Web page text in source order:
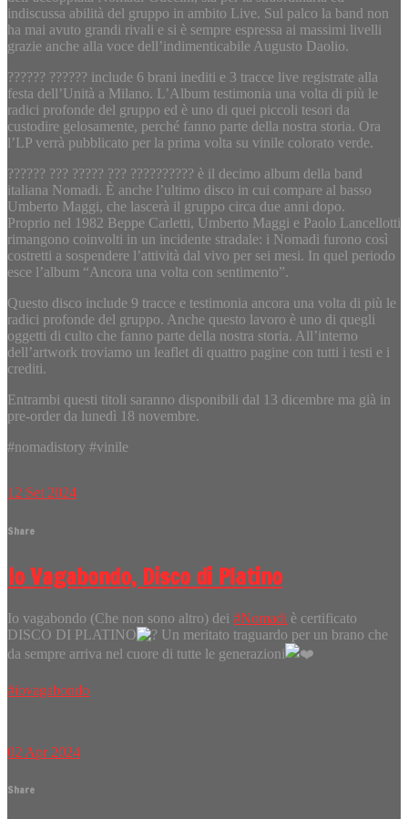
indiscussa abilità del gruppo in ambito Live. Sul palco la band non
ha mai avuto grandi rivali e si è sempre espressa ai massimi livelli
grazie anche alla voce dell’indimenticabile Augusto Daolio.
?????? ?????? include 6 brani inediti e 3 tracce live registrate alla
festa dell’Unità a Milano. L’Album testimonia una volta di più le
radici profonde del gruppo ed è uno di quei piccoli tesori da
custodire gelosamente, perché fanno parte della nostra storia. Ora
l’LP verrà pubblicato per la prima volta su vinile colorato verde.
?????? ??? ????? ??? ?????????? è il decimo album della band
italiana Nomadi. È anche l’ultimo disco in cui compare al basso
Umberto Maggi, che lascerà il gruppo circa due anni dopo.
Proprio nel 1982 Beppe Carletti, Umberto Maggi e Paolo Lancellotti
rimangono coinvolti in un incidente stradale: i Nomadi furono così
costretti a sospendere l’attività dal vivo per sei mesi. In quel periodo
esce l’album “Ancora una volta con sentimento”.
Questo disco include 9 tracce e testimonia ancora una volta di più le
radici profonde del gruppo. Anche questo lavoro è uno di quegli
oggetti di culto che fanno parte della nostra storia. All’interno
dell’artwork troviamo un leaflet di quattro pagine con tutti i testi e i
crediti.
Entrambi questi titoli saranno disponibili dal 13 dicembre ma già in
pre-order da lunedì 18 novembre.
#nomadistory #vinile
12 Set 2024
Share
Io Vagabondo, Disco di Platino
Io vagabondo (Che non sono altro) dei #Nomadi è certificato
DISCO DI PLATINO
Un meritato traguardo per un brano che
da sempre arriva nel cuore di tutte le generazioni
#iovagabondo
02 Apr 2024
Share